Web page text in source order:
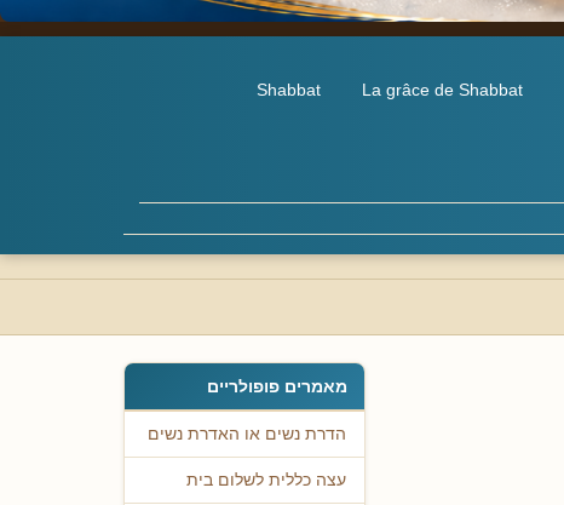
La grâce de Shabbat
Shabbat
מאמרים פופולריים
הדרת נשים או האדרת נשים
עצה כללית לשלום בית